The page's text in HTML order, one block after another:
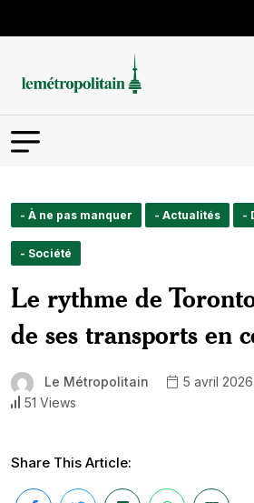
- À ne pas manquer - Actualités -
- Société
Le rythme de
de ses transports en
Le Métropolitain 5 avril 2026
51 Views
Share This Article: